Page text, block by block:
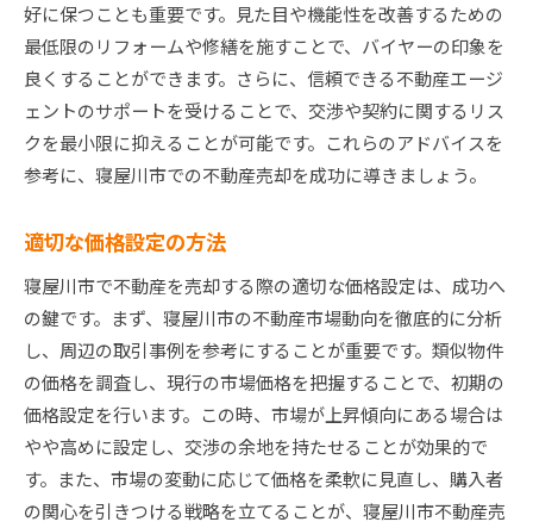
好に保つことも重要です。見た目や機能性を改善するための
最低限のリフォームや修繕を施すことで、バイヤーの印象を
良くすることができます。さらに、信頼できる不動産エージ
ェントのサポートを受けることで、交渉や契約に関するリス
クを最小限に抑えることが可能です。これらのアドバイスを
参考に、寝屋川市での不動産売却を成功に導きましょう。
適切な価格設定の方法
寝屋川市で不動産を売却する際の適切な価格設定は、成功へ
の鍵です。まず、寝屋川市の不動産市場動向を徹底的に分析
し、周辺の取引事例を参考にすることが重要です。類似物件
の価格を調査し、現行の市場価格を把握することで、初期の
価格設定を行います。この時、市場が上昇傾向にある場合は
やや高めに設定し、交渉の余地を持たせることが効果的で
す。また、市場の変動に応じて価格を柔軟に見直し、購入者
の関心を引きつける戦略を立てることが、寝屋川市不動産売